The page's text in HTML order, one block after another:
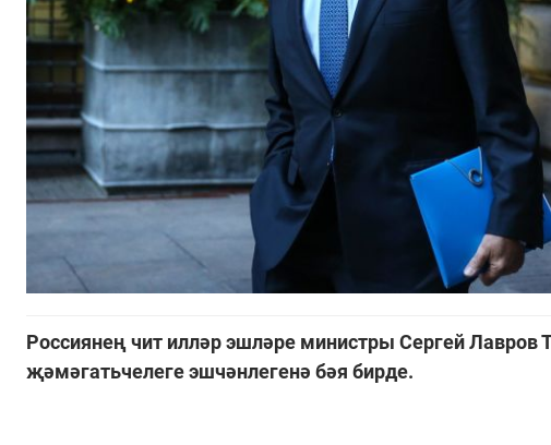
Россиянең чит илләр эшләре министры Сергей
җәмәгатьчелеге эшчәнлегенә бәя бирде.